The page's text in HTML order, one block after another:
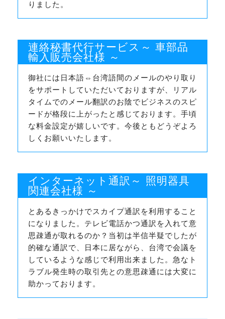
りました。
連絡秘書代行サービス～ 車部品
輸入販売会社様 ～
御社には日本語⇔台湾語間のメールのやり取り
をサポートしていただいておりますが、リアル
タイムでのメール翻訳のお陰でビジネスのスピ
ードが格段に上がったと感じております。手頃
な料金設定が嬉しいです。今後ともどうぞよろ
しくお願いいたします。
インターネット通訳～ 照明器具
関連会社様 ～
とあるきっかけでスカイプ通訳を利用すること
になりました。テレビ電話かつ通訳を入れて意
思疎通が取れるのか？当初は半信半疑でしたが
的確な通訳で、日本に居ながら、台湾で会議を
しているような感じで利用出来ました。急なト
ラブル発生時の取引先との意思疎通には大変に
助かっております。